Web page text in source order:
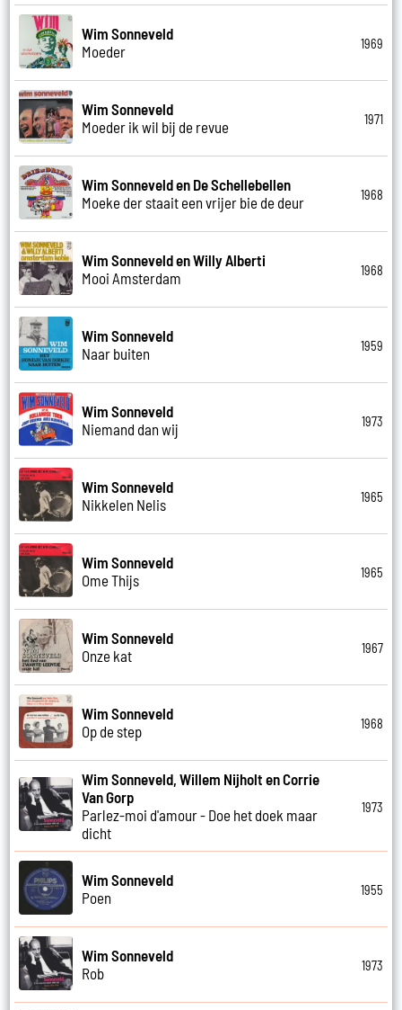
Wim Sonneveld
Moeder
1969
Wim Sonneveld
Moeder ik wil bij de revue
1971
Wim Sonneveld en De Schellebellen
Moeke der staait een vrijer bie de deur
1968
Wim Sonneveld en Willy Alberti
Mooi Amsterdam
1968
Wim Sonneveld
Naar buiten
1959
Wim Sonneveld
Niemand dan wij
1973
Wim Sonneveld
Nikkelen Nelis
1965
Wim Sonneveld
Ome Thijs
1965
Wim Sonneveld
Onze kat
1967
Wim Sonneveld
Op de step
1968
Wim Sonneveld, Willem Nijholt en Corrie
Van Gorp
Parlez-moi d'amour - Doe het doek maar
dicht
1973
Wim Sonneveld
Poen
1955
Wim Sonneveld
Rob
1973